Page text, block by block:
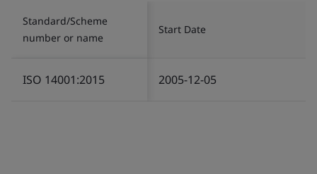
Standard/Scheme
number or name
Start Date
ISO 14001:2015 2005-12-05